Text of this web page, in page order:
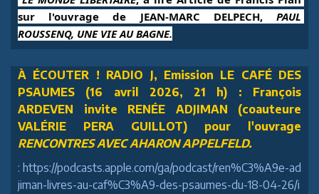
sur l'ouvrage de JEAN-MARC DELPECH, PAUL
ROUSSENQ, UNE VIE AU BAGNE.
À ÉCOUTER ! RADIO J, Emission LE CAFÉ DES
PSAUMES (16 avril 2026, 21 h) : François
ARDEVEN invite RENÉE ADJIMAN (coauteure
VALÉRIE PERA GUILLOT) pour l'ouvrage
RENCONTRES AVEC AHARON APPELFELD.
: https://podcasts.apple.com/ga/podcast/ren%C3%A9e-ad
jiman-livres-au-caf%C3%A9-des-psaumes-du-18-04-26/i